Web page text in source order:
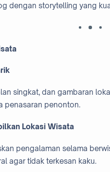
dengan storytelling yang
singkat, dan gambaran
penasaran penonton.
Lokasi Wisata
pengalaman selama
agar tidak terkesan kaku.